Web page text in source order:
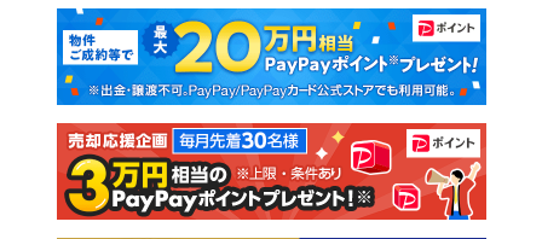
新築マンション 中古マンション
新築一戸建て 中古一戸建て
注文住宅 土地
売却査定
マンションカタログ 教えて！住まいの先生